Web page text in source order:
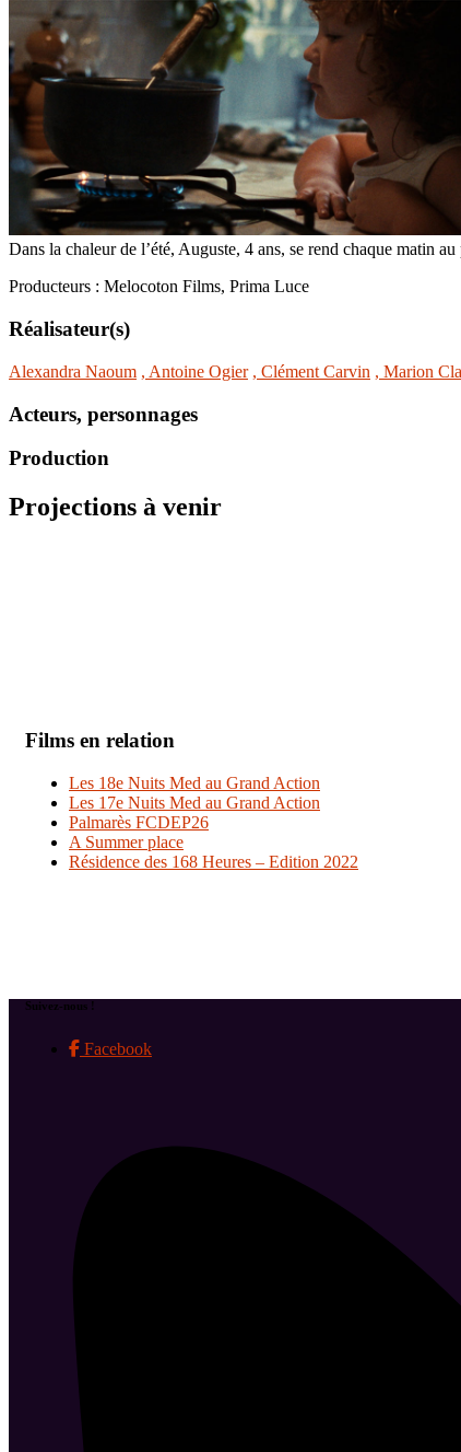
Dans la chaleur de l’été, Auguste, 4 ans, se rend chaque matin
Producteurs : Melocoton Films, Prima Luce
Réalisateur(s)
Alexandra Naoum , Antoine Ogier , Clément Carvin , Marion
Acteurs, personnages
Production
Projections à venir
Films en relation
Les 18e Nuits Med au Grand Action
Les 17e Nuits Med au Grand Action
Palmarès FCDEP26
A Summer place
Résidence des 168 Heures – Edition 2022
Suivez-nous !
Facebook